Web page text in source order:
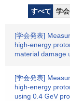
すべて
学
[学会発表]
high-energy
material damage
[学会発表]
high-energy
using 0.4 GeV